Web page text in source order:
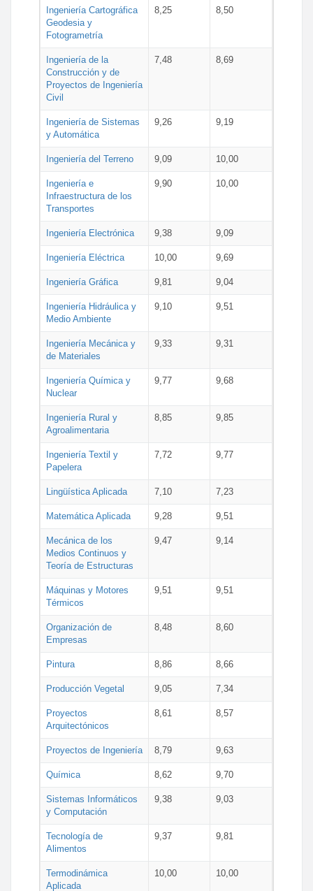
Ingeniería Cartográfica
Geodesia y
Fotogrametría
8,25 8,50
Ingeniería de la
Construcción y de
Proyectos de Ingeniería
Civil
7,48 8,69
Ingeniería de Sistemas
y Automática
9,26 9,19
Ingeniería del Terreno 9,09 10,00
Ingeniería e
Infraestructura de los
Transportes
9,90 10,00
Ingeniería Electrónica 9,38 9,09
Ingeniería Eléctrica 10,00 9,69
Ingeniería Gráfica 9,81 9,04
Ingeniería Hidráulica y
Medio Ambiente
9,10 9,51
Ingeniería Mecánica y
de Materiales
9,33 9,31
Ingeniería Química y
Nuclear
9,77 9,68
Ingeniería Rural y
Agroalimentaria
8,85 9,85
Ingeniería Textil y
Papelera
7,72 9,77
Lingüística Aplicada 7,10 7,23
Matemática Aplicada 9,28 9,51
Mecánica de los
Medios Continuos y
Teoría de Estructuras
9,47 9,14
Máquinas y Motores
Térmicos
9,51 9,51
Organización de
Empresas
8,48 8,60
Pintura 8,86 8,66
Producción Vegetal 9,05 7,34
Proyectos
Arquitectónicos
8,61 8,57
Proyectos de Ingeniería 8,79 9,63
Química 8,62 9,70
Sistemas Informáticos
y Computación
9,38 9,03
Tecnología de
Alimentos
9,37 9,81
Termodinámica
Aplicada
10,00 10,00